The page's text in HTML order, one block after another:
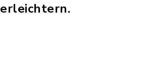
erleichtern.